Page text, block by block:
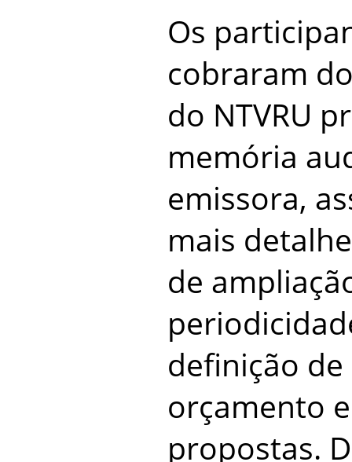
Os
cobraram
do NTVRU
memória
emissora,
mais
de
definição
orçamento
propostas.